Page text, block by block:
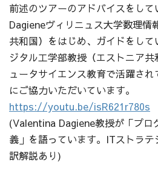
前述のツアーのアドバイスをし
Dagieneヴィリニュス大学数理情
共和国）をはじめ、ガイドをし
ジタル工学部教授（エストニア
ュータサイエンス教育で活躍さ
にご協力いただいています。
https://youtu.be/isR621r780s
(Valentina Dagiene教授が「プロ
義」を語っています。ITストラ
訳解説あり)